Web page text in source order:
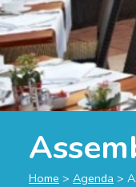
Home > Agenda >